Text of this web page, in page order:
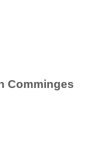
Comminges